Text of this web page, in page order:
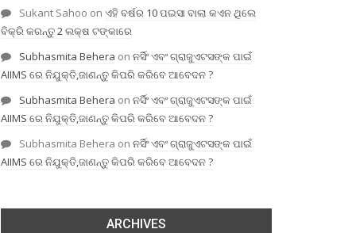
Sukant Sahoo on ଏହି ବର୍ଷର 10 ପଇସା ବାଲା କଏନ ଥିଲେ
ବିକ୍ରି କରନ୍ତୁ 2 ଲକ୍ଷ ଟଙ୍କାରେ
Subhasmita Behera on ନର୍ସିଂ ଏବଂ ଗ୍ରାଜୁଏଟସଙ୍କ ପାଇଁ
AIIMS ରେ ନିଯୁକ୍ତି,ଜାଣନ୍ତୁ କିପରି କରିବେ ଆବେଦନ ?
Subhasmita Behera on ନର୍ସିଂ ଏବଂ ଗ୍ରାଜୁଏଟସଙ୍କ ପାଇଁ
AIIMS ରେ ନିଯୁକ୍ତି,ଜାଣନ୍ତୁ କିପରି କରିବେ ଆବେଦନ ?
Subhasmita Behera on ନର୍ସିଂ ଏବଂ ଗ୍ରାଜୁଏଟସଙ୍କ ପାଇଁ
AIIMS ରେ ନିଯୁକ୍ତି,ଜାଣନ୍ତୁ କିପରି କରିବେ ଆବେଦନ ?
ARCHIVES